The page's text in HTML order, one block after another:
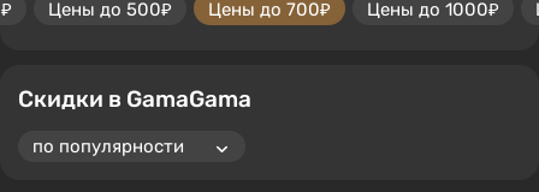
Цены до 500₽ Цены до 700₽ Цены до 1000₽
Скидки в GamaGama